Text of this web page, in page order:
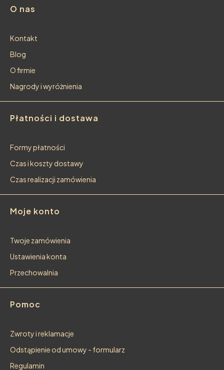
O nas
Kontakt
Blog
O firmie
Nagrody i wyróżnienia
Płatności i dostawa
Formy płatności
Czas i koszty dostawy
Czas realizacji zamówienia
Moje konto
Twoje zamówienia
Ustawienia konta
Przechowalnia
Pomoc
Zwroty i reklamacje
Odstąpienie od umowy - formularz
Regulamin